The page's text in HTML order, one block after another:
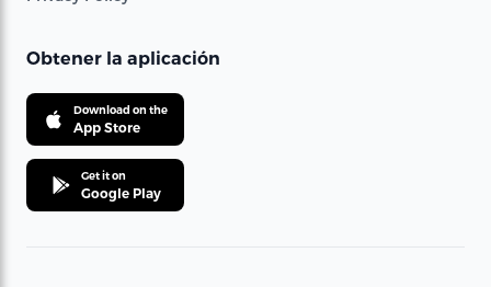
Obtener la aplicación
Download on the
App Store
Get it on
Google Play